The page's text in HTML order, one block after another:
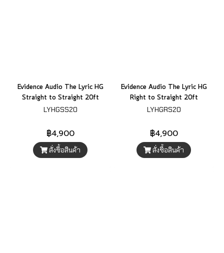
Evidence Audio The Lyric HG
Straight to Straight 20ft
LYHGSS20
฿4,900
สั่งซื้อสินค้า
Evidence Audio The Lyric HG
Right to Straight 20ft
LYHGRS20
฿4,900
สั่งซื้อสินค้า